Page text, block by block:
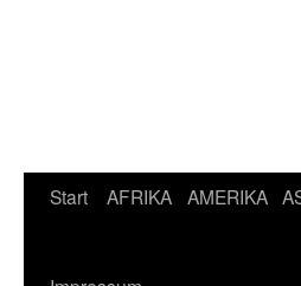
Start AFRIKA AMERIKA